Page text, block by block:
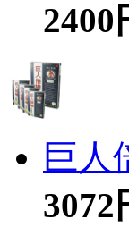
2400
巨人
3072